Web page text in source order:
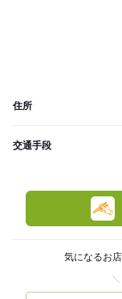
住所
交通手段
気になるお